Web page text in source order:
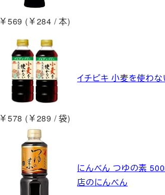
￥569 (￥284 / 本)
￥578 (￥289 / 袋)
イチビキ 小麦を使わ
にんべん つゆの素
店のにんべん